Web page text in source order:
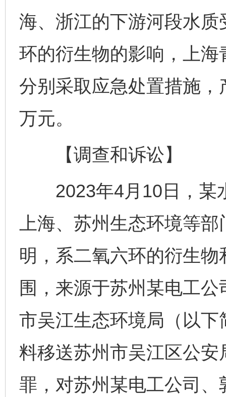
海、浙江的下游河段水
环的衍生物的影响，上
分别采取应急处置措施
万元。
【调查和诉讼】
2023年4月10日，某
上海、苏州生态环境等
明，系二氧六环的衍生
围，来源于苏州某电工
市吴江生态环境局（以
料移送苏州市吴江区公
罪，对苏州某电工公司